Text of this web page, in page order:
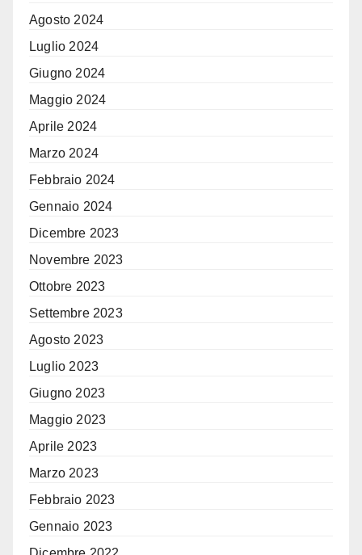
Agosto 2024
Luglio 2024
Giugno 2024
Maggio 2024
Aprile 2024
Marzo 2024
Febbraio 2024
Gennaio 2024
Dicembre 2023
Novembre 2023
Ottobre 2023
Settembre 2023
Agosto 2023
Luglio 2023
Giugno 2023
Maggio 2023
Aprile 2023
Marzo 2023
Febbraio 2023
Gennaio 2023